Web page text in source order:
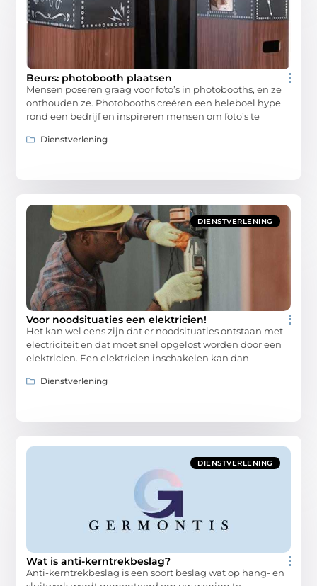
Beurs: photobooth plaatsen
Mensen poseren graag voor foto’s in photobooths, en ze
onthouden ze. Photobooths creëren een heleboel hype
rond een bedrijf en inspireren mensen om foto’s te
Dienstverlening
DIENSTVERLENING
Voor noodsituaties een elektricien!
Het kan wel eens zijn dat er noodsituaties ontstaan met
electriciteit en dat moet snel opgelost worden door een
elektricien. Een elektricien inschakelen kan dan
Dienstverlening
DIENSTVERLENING
Wat is anti-kerntrekbeslag?
Anti-kerntrekbeslag is een soort beslag wat op hang- en